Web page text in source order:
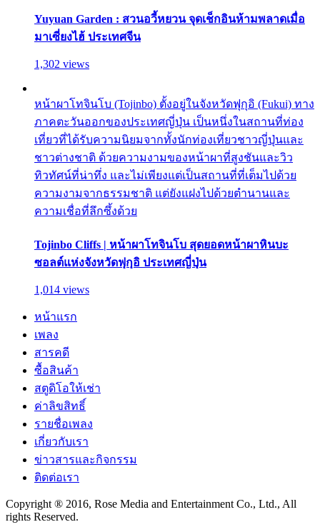
Yuyuan Garden : สวนอวี้หยวน จุดเช็กอินห้ามพลาดเมื่อ
มาเซี่ยงไฮ้ ประเทศจีน
1,302 views
หน้าผาโทจินโบ (Tojinbo) ตั้งอยู่ในจังหวัดฟุกุอิ (Fukui) ทาง
ภาคตะวันออกของประเทศญี่ปุ่น เป็นหนึ่งในสถานที่ท่อง
เที่ยวที่ได้รับความนิยมจากทั้งนักท่องเที่ยวชาวญี่ปุ่นและ
ชาวต่างชาติ ด้วยความงามของหน้าผาที่สูงชันและวิว
ทิวทัศน์ที่น่าทึ่ง และไม่เพียงแต่เป็นสถานที่ที่เต็มไปด้วย
ความงามจากธรรมชาติ แต่ยังแฝงไปด้วยตำนานและ
ความเชื่อที่ลึกซึ้งด้วย
Tojinbo Cliffs | หน้าผาโทจินโบ สุดยอดหน้าผาหินบะ
ซอลต์แห่งจังหวัดฟุกุอิ ประเทศญี่ปุ่น
1,014 views
หน้าแรก
เพลง
สารคดี
ซื้อสินค้า
สตูดิโอให้เช่า
ค่าลิขสิทธิ์
รายชื่อเพลง
เกี่ยวกับเรา
ข่าวสารและกิจกรรม
ติดต่อเรา
Copyright ® 2016, Rose Media and Entertainment Co., Ltd., All
rights Reserved.